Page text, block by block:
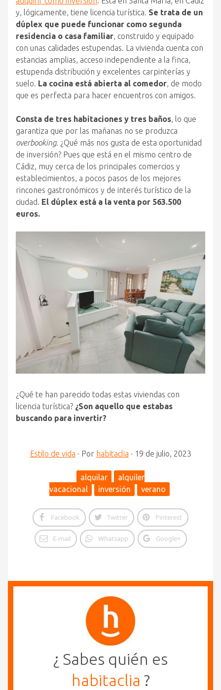
y, lógicamente, tiene licencia turística. Se trata de un
dúplex que puede funcionar como segunda
residencia o casa familiar, construido y equipado
con unas calidades estupendas. La vivienda cuenta con
estancias amplias, acceso independiente a la finca,
estupenda distribución y excelentes carpinterías y
suelo. La cocina está abierta al comedor, de modo
que es perfecta para hacer encuentros con amigos.
Consta de tres habitaciones y tres baños, lo que
garantiza que por las mañanas no se produzca
overbooking. ¿Qué más nos gusta de esta oportunidad
de inversión? Pues que está en el mismo centro de
Cádiz, muy cerca de los principales comercios y
establecimientos, a pocos pasos de los mejores
rincones gastronómicos y de interés turístico de la
ciudad. El dúplex está a la venta por 563.500
euros.
¿Qué te han parecido todas estas viviendas con
licencia turística? ¿Son aquello que estabas
buscando para invertir?
Estilo de vida · Por habitaclia · 19 de julio, 2023
alquilar
alquiler
vacacional
inversión verano
Facebook Twitter Pinterest
E-mail Whatsapp Google+
¿ Sabes quién es
habitaclia ?